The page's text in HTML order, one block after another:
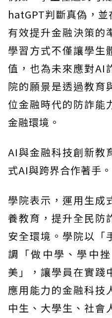
hatGPT判斷真偽，並
有效提升金融決策的
學習方式不僅讓學生
值，也為未來應對AI
院的願景是透過教育
位金融時代的防詐能
金融環境。
AI與金融科技創新教
式AI與跨界合作著手。
學院表示，運用生成
養教育，提升全民防
安全環境。學院以「
調「做中學、學中
美」，讓學員在實踐
應用能力的金融科技
中生、大學生、社會